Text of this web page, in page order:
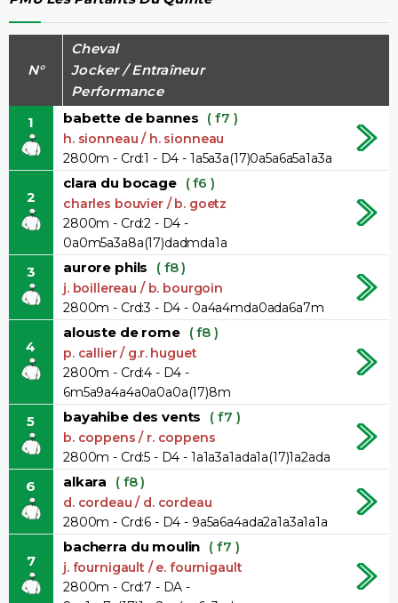
N°
Cheval
Jocker / Entraîneur
Performance
1
babette de bannes ( f7 )
h. sionneau / h. sionneau
2800m - Crd:1 - D4 - 1a5a3a(17)0a5a6a5a1a3a
2
clara du bocage ( f6 )
charles bouvier / b. goetz
2800m - Crd:2 - D4 -
0a0m5a3a8a(17)dadmda1a
3 aurore phils ( f8 )
j. boillereau / b. bourgoin
2800m - Crd:3 - D4 - 0a4a4mda0ada6a7m
4
alouste de rome ( f8 )
p. callier / g.r. huguet
2800m - Crd:4 - D4 -
6m5a9a4a4a0a0a0a(17)8m
5 bayahibe des vents ( f7 )
b. coppens / r. coppens
2800m - Crd:5 - D4 - 1a1a3a1ada1a(17)1a2ada
6 alkara ( f8 )
d. cordeau / d. cordeau
2800m - Crd:6 - D4 - 9a5a6a4ada2a1a3a1a1a
7
bacherra du moulin ( f7 )
j. fournigault / e. fournigault
2800m - Crd:7 - DA -